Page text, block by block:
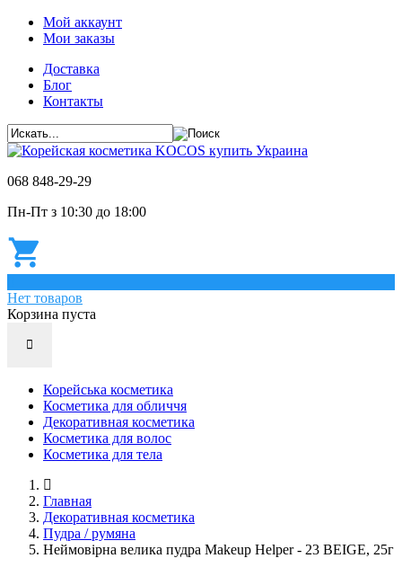
Мой аккаунт
Мои заказы
Доставка
Блог
Контакты
068 848-29-29
Пн-Пт з 10:30 до 18:00
Нет товаров
Корзина пуста
Корейська косметика
Косметика для обличчя
Декоративная косметика
Косметика для волос
Косметика для тела
Главная
Декоративная косметика
Пудра / румяна
Неймовірна велика пудра Makeup Helper - 23 BEIGE, 25г